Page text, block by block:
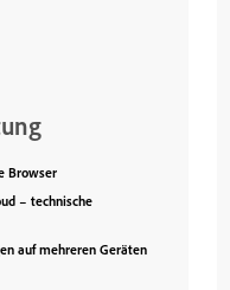
Browser
– technische
auf mehreren Geräten